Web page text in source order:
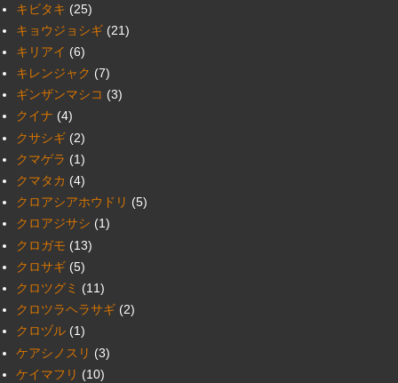
キビタキ (25)
キョウジョシギ (21)
キリアイ (6)
キレンジャク (7)
ギンザンマシコ (3)
クイナ (4)
クサシギ (2)
クマゲラ (1)
クマタカ (4)
クロアシアホウドリ (5)
クロアジサシ (1)
クロガモ (13)
クロサギ (5)
クロツグミ (11)
クロツラヘラサギ (2)
クロヅル (1)
ケアシノスリ (3)
ケイマフリ (10)